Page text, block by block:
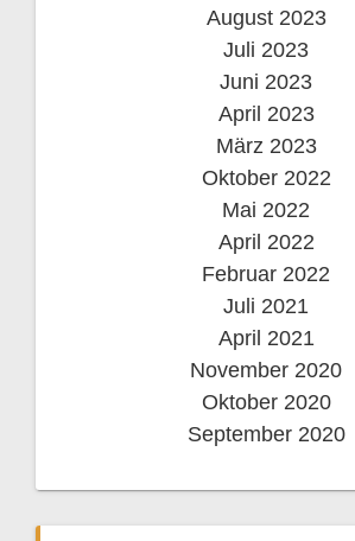
August 2023
Juli 2023
Juni 2023
April 2023
März 2023
Oktober 2022
Mai 2022
April 2022
Februar 2022
Juli 2021
April 2021
November 2020
Oktober 2020
September 2020